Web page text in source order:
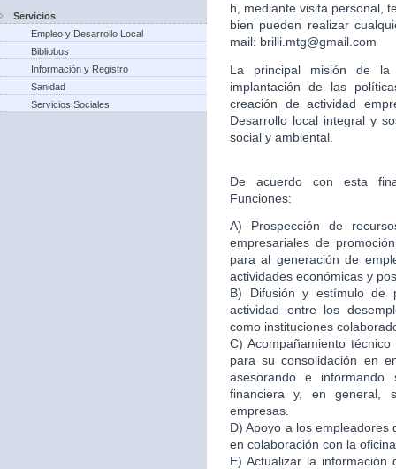
Servicios
Empleo y Desarrollo Local
Bibliobus
Información y Registro
Sanidad
Servicios Sociales
h, mediante visita personal,
bien pueden realizar
mail: brilli.mtg@gmail.com
La principal misión de
implantación de las
creación de actividad
Desarrollo local integral y
social y ambiental.
De acuerdo con esta
Funciones:
A) Prospección de
empresariales de
para al generación de
actividades económicas y
B) Difusión y estímulo de
actividad entre los
como instituciones
C) Acompañamiento
para su consolidación en
asesorando e
financiera y, en general,
empresas.
D) Apoyo a los
en colaboración con la
E) Actualizar la